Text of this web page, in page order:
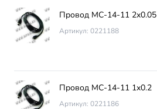
Провод МС-14-11 2х0.05
Артикул: 0221188
Провод МС-14-11 1х0.2
Артикул: 0221186